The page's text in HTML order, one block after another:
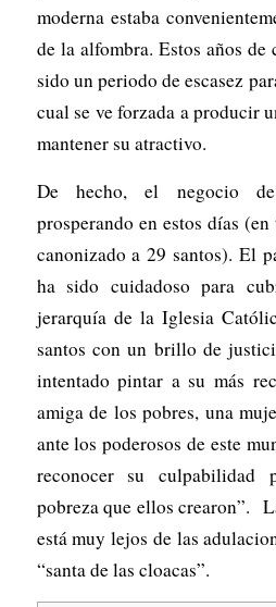
moderna estaba
de la alfombra. Estos años
sido un periodo de escasez
cual se ve forzada a producir
mantener su atractivo.
De hecho, el negocio
prosperando en estos días
canonizado a 29 santos). El
ha sido cuidadoso para
jerarquía de la Iglesia
santos con un brillo de
intentado pintar a su más
amiga de los pobres, una
ante los poderosos de este
reconocer su
pobreza que ellos crearon”.
está muy lejos de las
“santa de las cloacas”.